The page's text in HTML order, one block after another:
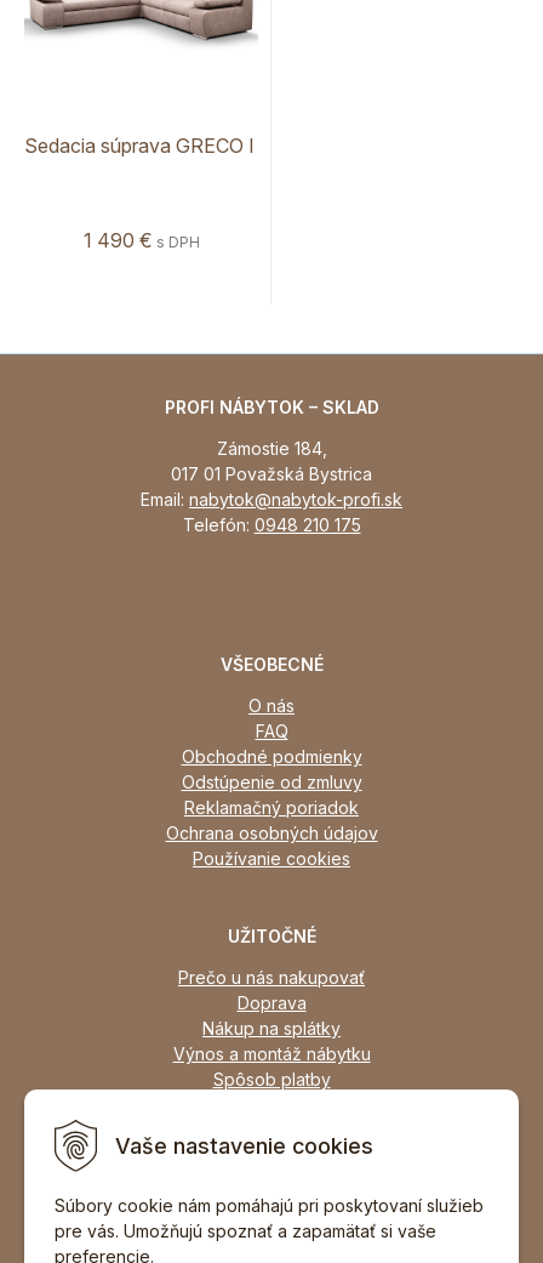
Vaše nastavenie cookies
Súbory cookie nám pomáhajú pri poskytovaní služieb
pre vás. Umožňujú spoznať a zapamätať si vaše
preferencie.
Sedacia súprava GRECO I
1 490 € s DPH
PROFI NÁBYTOK – SKLAD
Zámostie 184,
017 01 Považská Bystrica
Email: nabytok@nabytok-profi.sk
Telefón: 0948 210 175
VŠEOBECNÉ
O nás
FAQ
Obchodné podmienky
Odstúpenie od zmluvy
Reklamačný poriadok
Ochrana osobných údajov
Používanie cookies
UŽITOČNÉ
Prečo u nás nakupovať
Doprava
Nákup na splátky
Výnos a montáž nábytku
Spôsob platby
Zariadime všetky typy interiérov
DOPORUČIŤ ZNÁMEMU